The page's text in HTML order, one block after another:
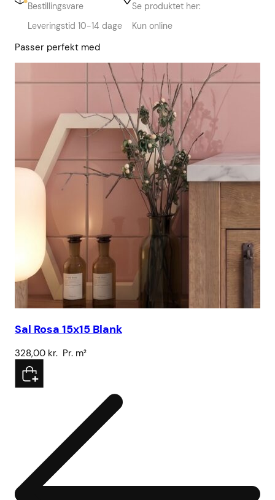
Bestillingsvare
Leveringstid 10-14 dage
Se produktet her:
Kun online
Passer perfekt med
Sal Rosa 15x15 Blank
328,00 kr. Pr. m²